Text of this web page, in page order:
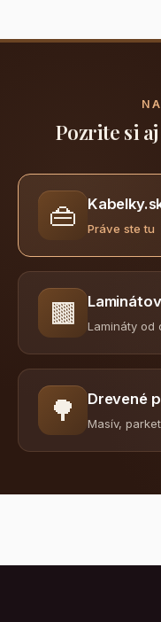
Pozrite si
👜 Práve ste tu
🟫 Lamináty od
🌳 Drevené
Masív,